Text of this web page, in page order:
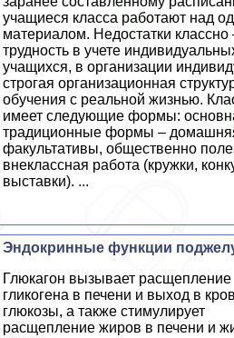
учащиеся класса работают над
материалом. Недостатки
трудность в учете
учащихся, в организации
строгая организационная
обучения с реальной жизнью.
имеет следующие формы:
традиционные формы – домашняя
факультативы, общественно
внеклассная работа (кружки,
выставки). ...
Эндокринные функции
Глюкагон вызывает расщепление
гликогена в печени и выход в
глюкозы, а также стимулирует
расщепление жиров в печени и